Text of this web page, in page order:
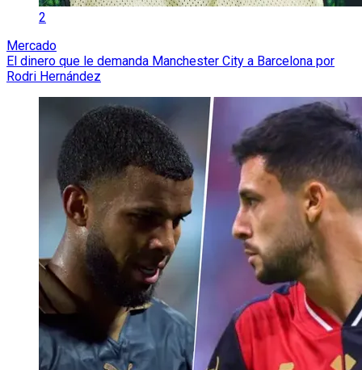
2
Mercado
El dinero que le demanda Manchester City a Barcelona por
Rodri Hernández